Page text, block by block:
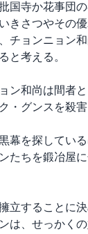
国寺か花事団
きさつやその
チョンニョン
と考える。
ン和尚は間者
・グンスを殺
幕を探してい
たちを鍛冶屋
立することに
は、せっかく